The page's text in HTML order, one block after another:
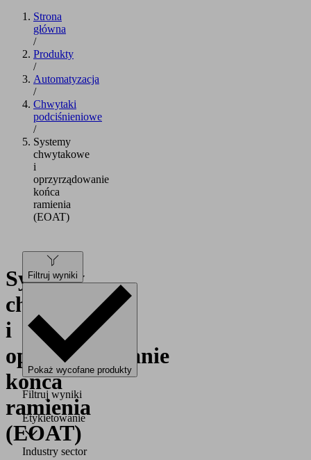
Strona
główna
/
Produkty
/
Automatyzacja
/
Chwytaki
podciśnieniowe
/
Systemy
chwytakowe
i
oprzyrządowanie
końca
ramienia
(EOAT)
Systemy
chwytakowe
i
oprzyrządowanie
końca
ramienia
(EOAT)
Filtruj wyniki
Pokaż wycofane produkty
Filtruj wyniki
Etykietowanie
Industry sector